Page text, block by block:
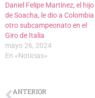
Daniel Felipe Martínez, el hijo
de Soacha, le dio a Colombia
otro subcampeonato en el
Giro de Italia
mayo 26, 2024
En «Noticias»
ANTERIOR